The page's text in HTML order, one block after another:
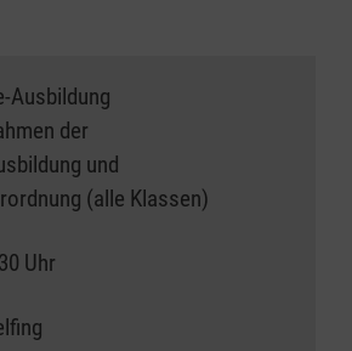
Ausbildung
der
und
(alle Klassen)
Uhr